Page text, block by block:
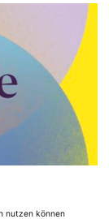
nutzen können